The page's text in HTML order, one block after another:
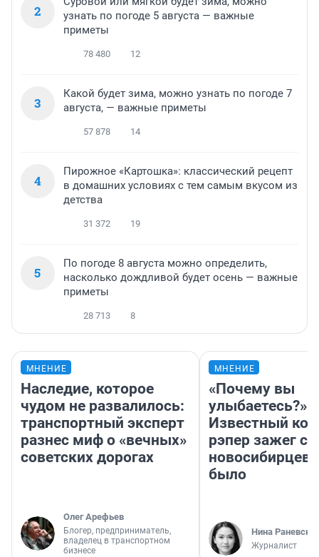
2
узнать по погоде 5 августа — важные
приметы
78 480 12
3
Какой будет зима, можно узнать по погоде 7
августа, — важные приметы
57 878 14
4
Пирожное «Картошка»: классический рецепт
в домашних условиях с тем самым вкусом из
детства
31 372 19
5
По погоде 8 августа можно определить,
насколько дождливой будет осень — важные
приметы
28 713 8
МНЕНИЕ
Наследие, которое
чудом не развалилось:
транспортный эксперт
разнес миф о «вечных»
советских дорогах
Олег Арефьев
Блогер, предприниматель,
владелец в транспортном
бизнесе
МНЕНИЕ
«Почему вы
улыбаетесь?»
Известный
рэпер зажег с
новосибирцев:
было
Нина
Журналист